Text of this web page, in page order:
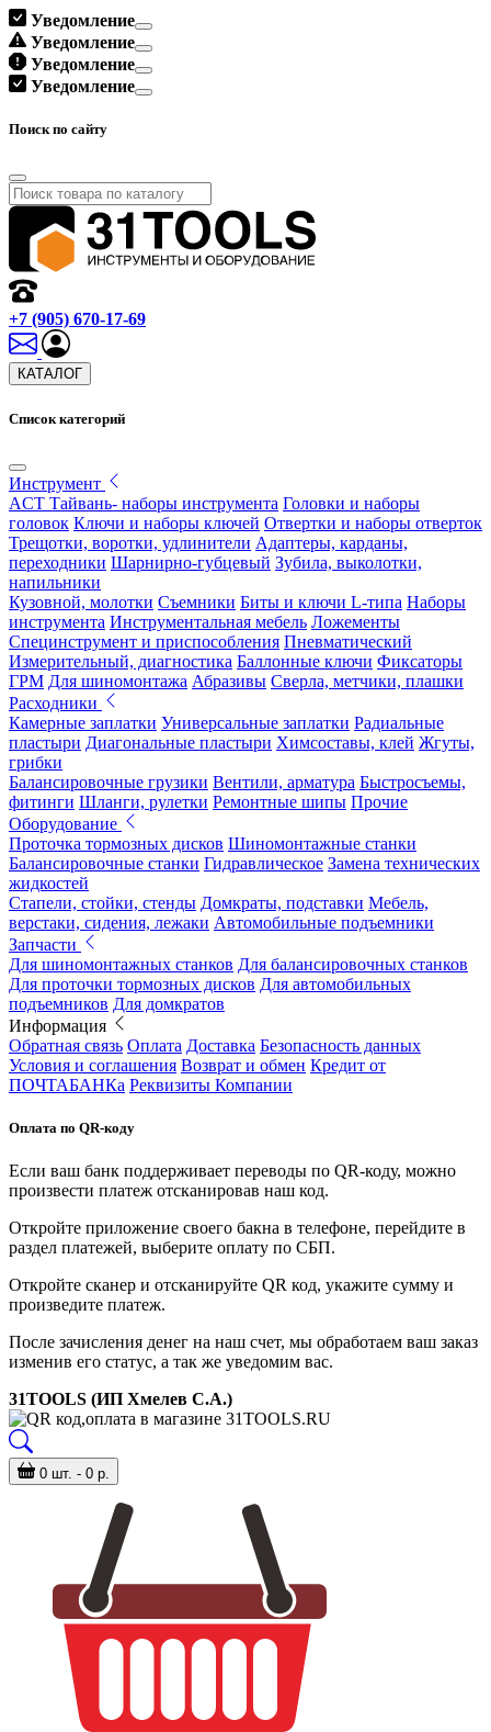
Уведомление
Уведомление
Уведомление
Уведомление
Поиск по сайту
+7 (905) 670-17-69
КАТАЛОГ
Список категорий
Инструмент
ACT Тайвань- наборы инструмента Головки и наборы
головок Ключи и наборы ключей Отвертки и наборы отверток
Трещотки, воротки, удлинители Адаптеры, карданы,
переходники Шарнирно-губцевый Зубила, выколотки,
напильники
Кузовной, молотки Съемники Биты и ключи L-типа Наборы
инструмента Инструментальная мебель Ложементы
Специнструмент и приспособления Пневматический
Измерительный, диагностика Баллонные ключи Фиксаторы
ГРМ Для шиномонтажа Абразивы Сверла, метчики, плашки
Расходники
Камерные заплатки Универсальные заплатки Радиальные
пластыри Диагональные пластыри Химсоставы, клей Жгуты,
грибки
Балансировочные грузики Вентили, арматура Быстросъемы,
фитинги Шланги, рулетки Ремонтные шипы Прочие
Оборудование
Проточка тормозных дисков Шиномонтажные станки
Балансировочные станки Гидравлическое Замена технических
жидкостей
Стапели, стойки, стенды Домкраты, подставки Мебель,
верстаки, сидения, лежаки Автомобильные подъемники
Запчасти
Для шиномонтажных станков Для балансировочных станков
Для проточки тормозных дисков Для автомобильных
подъемников Для домкратов
Информация
Обратная связь Оплата Доставка Безопасность данных
Условия и соглашения Возврат и обмен Кредит от
ПОЧТАБАНКа Реквизиты Компании
Оплата по QR-коду
Если ваш банк поддерживает переводы по QR-коду, можно
произвести платеж отсканировав наш код.
Откройте приложение своего бакна в телефоне, перейдите в
раздел платежей, выберите оплату по СБП.
Откройте сканер и отсканируйте QR код, укажите сумму и
произведите платеж.
После зачисления денег на наш счет, мы обработаем ваш заказ
изменив его статус, а так же уведомим вас.
31TOOLS (ИП Хмелев С.А.)
0 шт. - 0 р.